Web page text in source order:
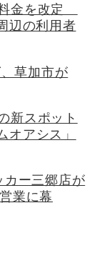
金を改定
辺の利用者
草加市が
新スポット
アシス」
カー三郷店が
業に幕